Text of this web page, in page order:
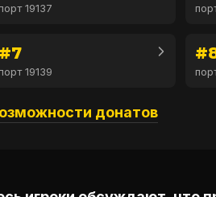
19137
19139
донатов